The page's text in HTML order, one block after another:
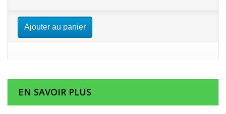
Ajouter au panier
EN SAVOIR PLUS